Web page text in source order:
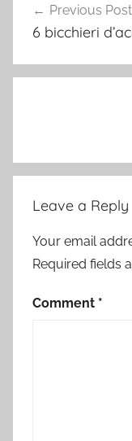
navigation
Previous Post
6 bicchieri
Leave a Reply
Your email
Required fields
Comment *